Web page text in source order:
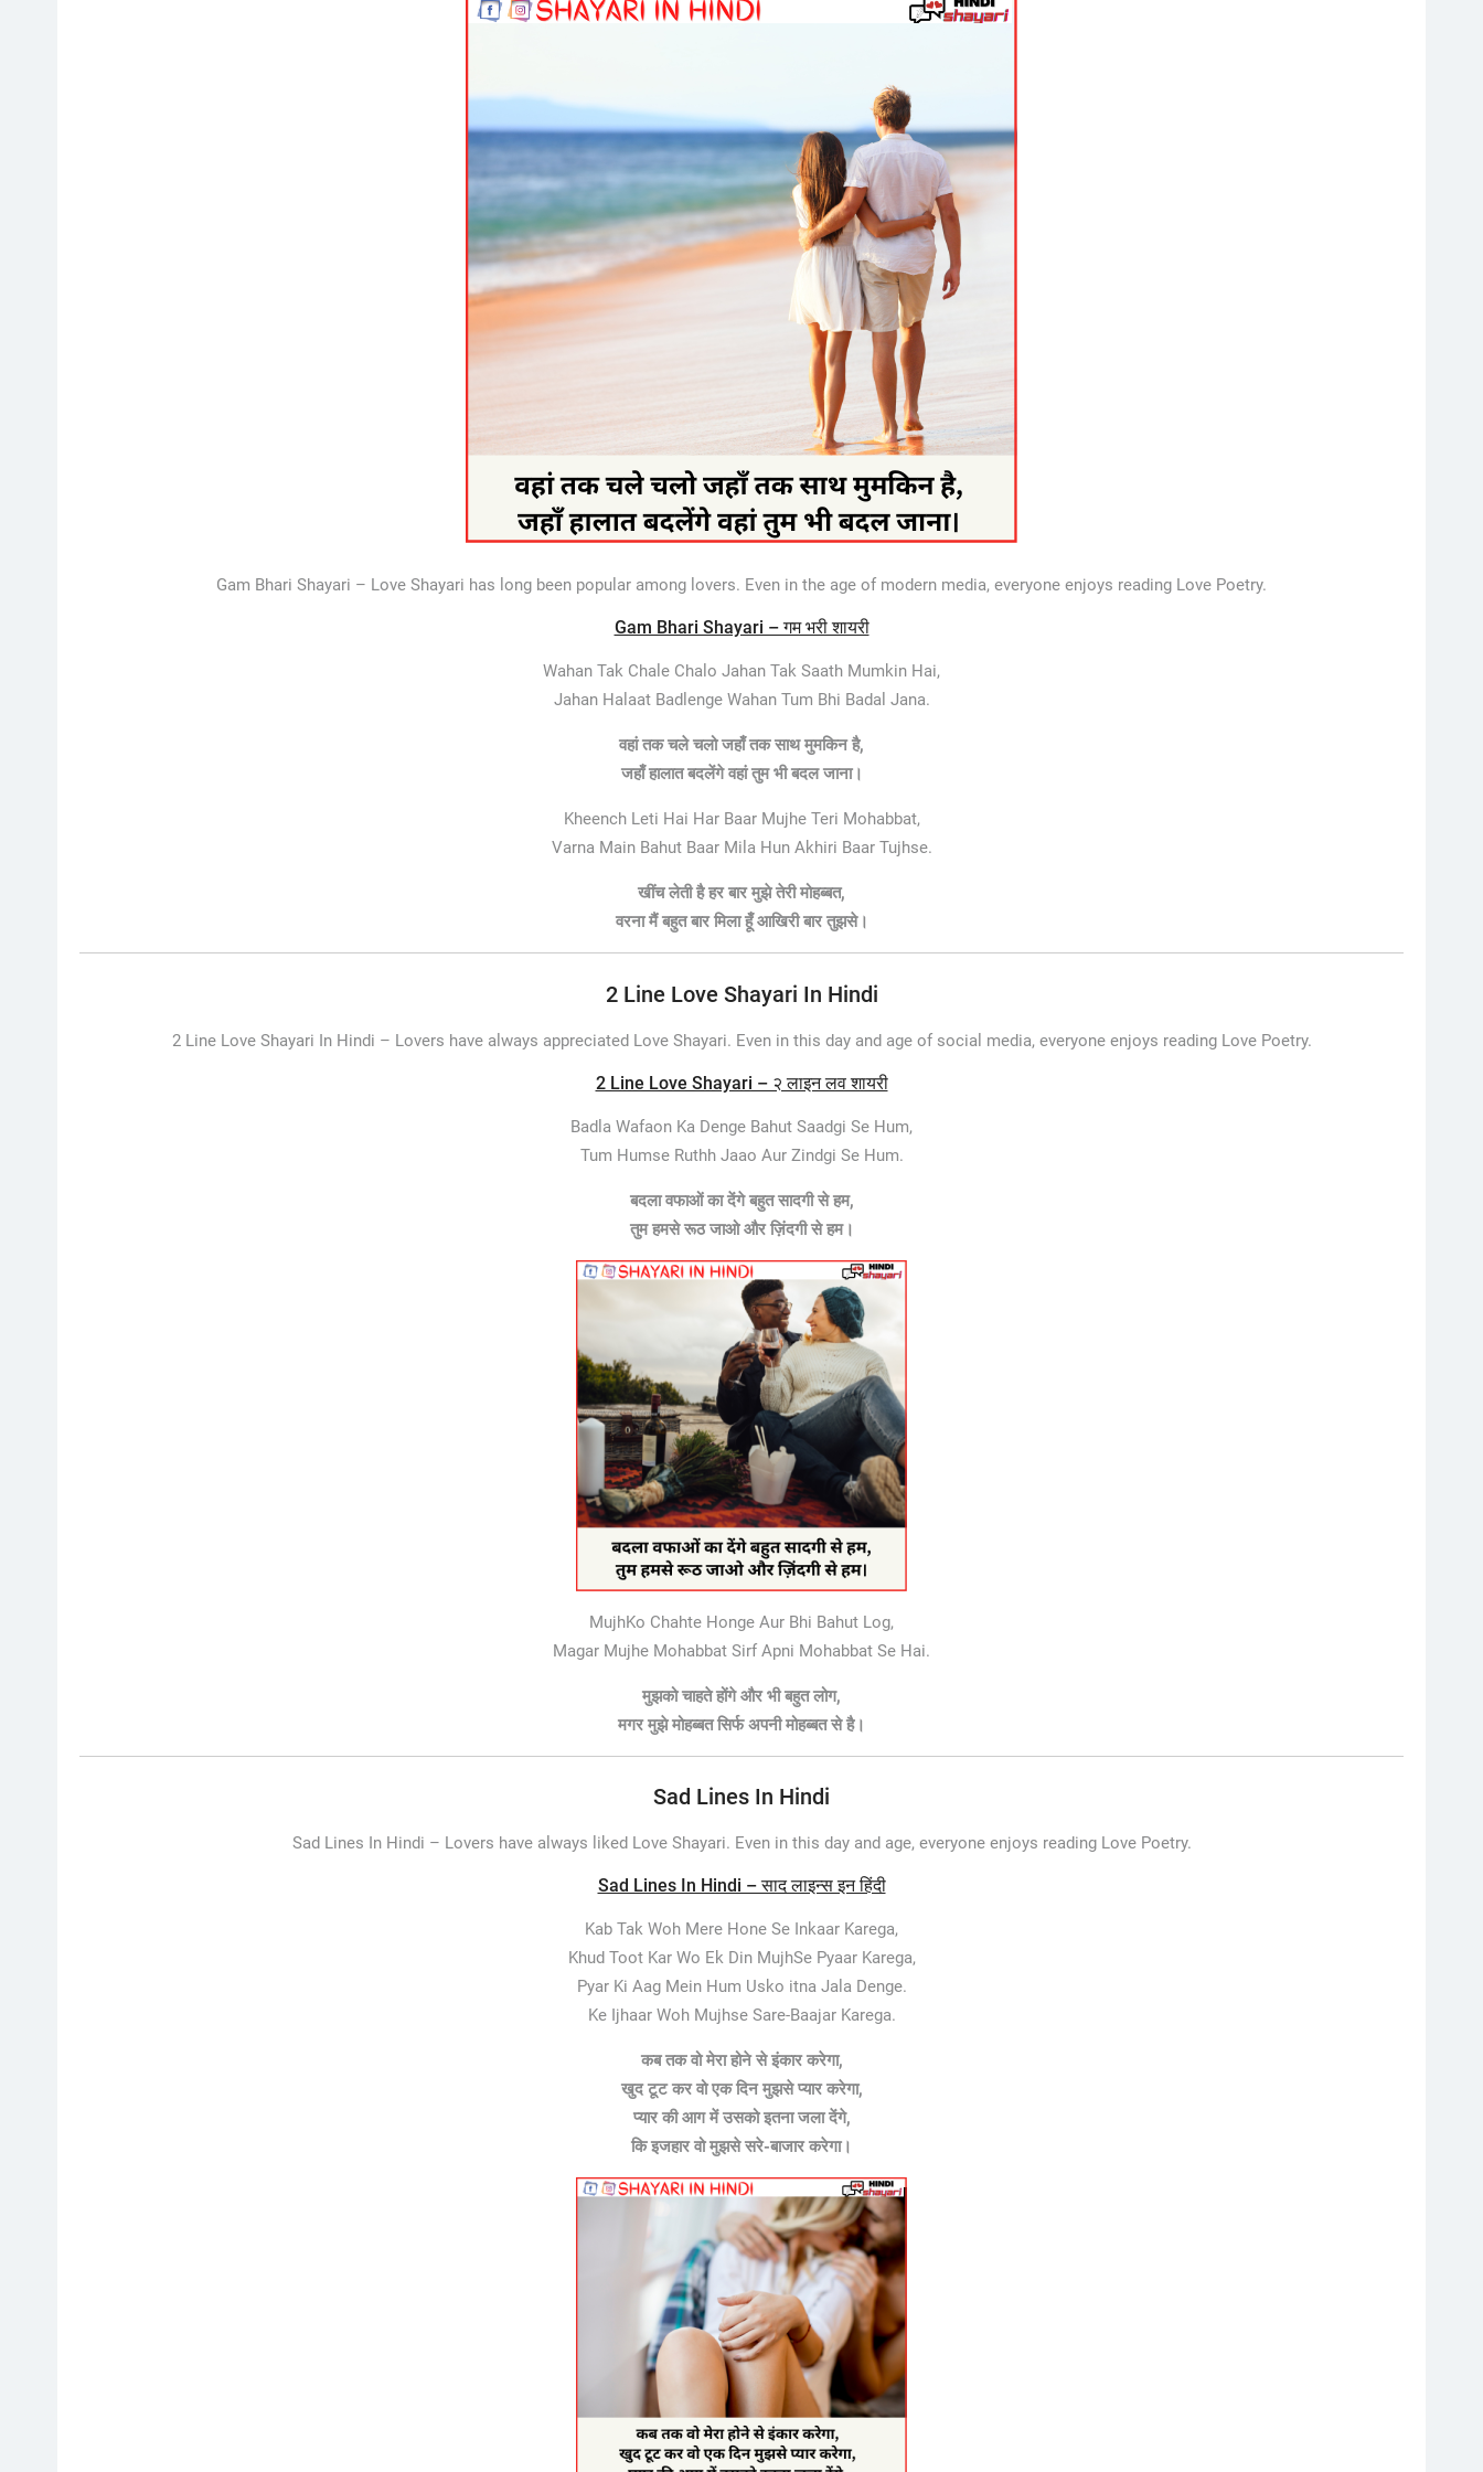
Gam Bhari Shayari – Love Shayari has long been popular among lovers. Even in the age of modern media, everyone enjoys reading Love Poetry.
Gam Bhari Shayari – गम भरी शायरी
Wahan Tak Chale Chalo Jahan Tak Saath Mumkin Hai,
Jahan Halaat Badlenge Wahan Tum Bhi Badal Jana.
वहां तक चले चलो जहाँ तक साथ मुमकिन है,
जहाँ हालात बदलेंगे वहां तुम भी बदल जाना।
Kheench Leti Hai Har Baar Mujhe Teri Mohabbat,
Varna Main Bahut Baar Mila Hun Akhiri Baar Tujhse.
खींच लेती है हर बार मुझे तेरी मोहब्बत,
वरना मैं बहुत बार मिला हूँ आखिरी बार तुझसे।
2 Line Love Shayari In Hindi
2 Line Love Shayari In Hindi – Lovers have always appreciated Love Shayari. Even in this day and age of social media, everyone enjoys reading Love Poetry.
2 Line Love Shayari – २ लाइन लव शायरी
Badla Wafaon Ka Denge Bahut Saadgi Se Hum,
Tum Humse Ruthh Jaao Aur Zindgi Se Hum.
बदला वफाओं का देंगे बहुत सादगी से हम,
तुम हमसे रूठ जाओ और ज़िंदगी से हम।
MujhKo Chahte Honge Aur Bhi Bahut Log,
Magar Mujhe Mohabbat Sirf Apni Mohabbat Se Hai.
मुझको चाहते होंगे और भी बहुत लोग,
मगर मुझे मोहब्बत सिर्फ अपनी मोहब्बत से है।
Sad Lines In Hindi
Sad Lines In Hindi – Lovers have always liked Love Shayari. Even in this day and age, everyone enjoys reading Love Poetry.
Sad Lines In Hindi – साद लाइन्स इन हिंदी
Kab Tak Woh Mere Hone Se Inkaar Karega,
Khud Toot Kar Wo Ek Din MujhSe Pyaar Karega,
Pyar Ki Aag Mein Hum Usko itna Jala Denge.
Ke Ijhaar Woh Mujhse Sare-Baajar Karega.
कब तक वो मेरा होने से इंकार करेगा,
खुद टूट कर वो एक दिन मुझसे प्यार करेगा,
प्यार की आग में उसको इतना जला देंगे,
कि इजहार वो मुझसे सरे-बाजार करेगा।